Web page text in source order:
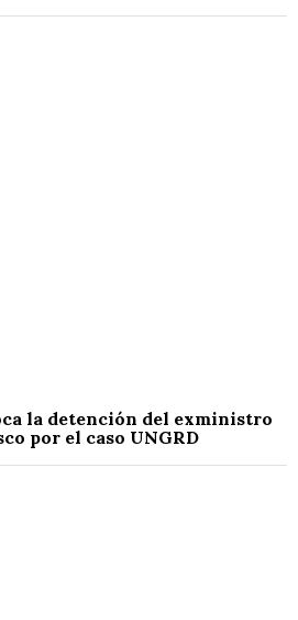
la detención del exministro
por el caso UNGRD